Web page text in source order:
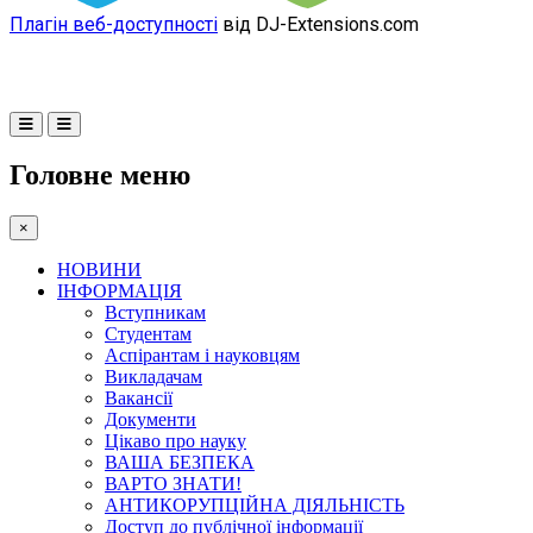
Плагін веб-доступності від DJ-Extensions.com
Головне меню
×
НОВИНИ
ІНФОРМАЦІЯ
Вступникам
Студентам
Аспірантам і науковцям
Викладачам
Вакансії
Документи
Цікаво про науку
ВАША БЕЗПЕКА
ВАРТО ЗНАТИ!
АНТИКОРУПЦІЙНА ДІЯЛЬНІСТЬ
Доступ до публічної інформації